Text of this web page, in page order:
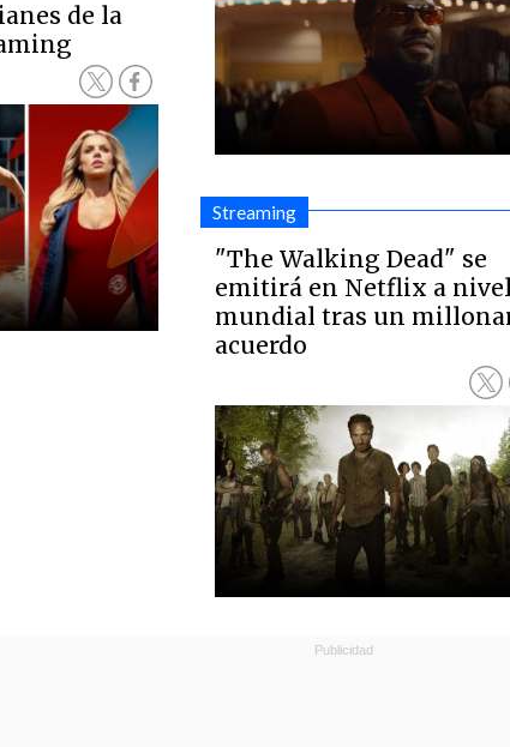
de la
Streaming
"The Walking Dead" se
emitirá en Netflix a
mundial tras un
acuerdo